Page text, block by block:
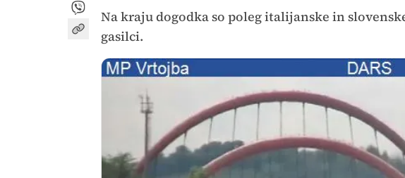
Na kraju dogodka so poleg italijanske in
gasilci.